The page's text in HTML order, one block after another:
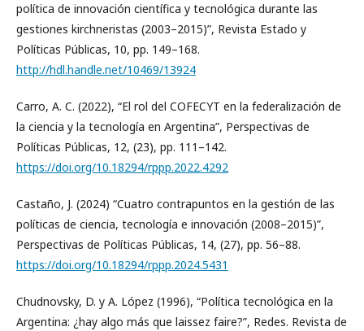
política de innovación científica y tecnológica durante las
gestiones kirchneristas (2003–2015)”, Revista Estado y
Políticas Públicas, 10, pp. 149–168.
http://hdl.handle.net/10469/13924
Carro, A. C. (2022), “El rol del COFECYT en la federalización de
la ciencia y la tecnología en Argentina”, Perspectivas de
Políticas Públicas, 12, (23), pp. 111–142.
https://doi.org/10.18294/rppp.2022.4292
Castaño, J. (2024) “Cuatro contrapuntos en la gestión de las
políticas de ciencia, tecnología e innovación (2008–2015)”,
Perspectivas de Políticas Públicas, 14, (27), pp. 56–88.
https://doi.org/10.18294/rppp.2024.5431
Chudnovsky, D. y A. López (1996), “Política tecnológica en la
Argentina: ¿hay algo más que laissez faire?”, Redes. Revista de